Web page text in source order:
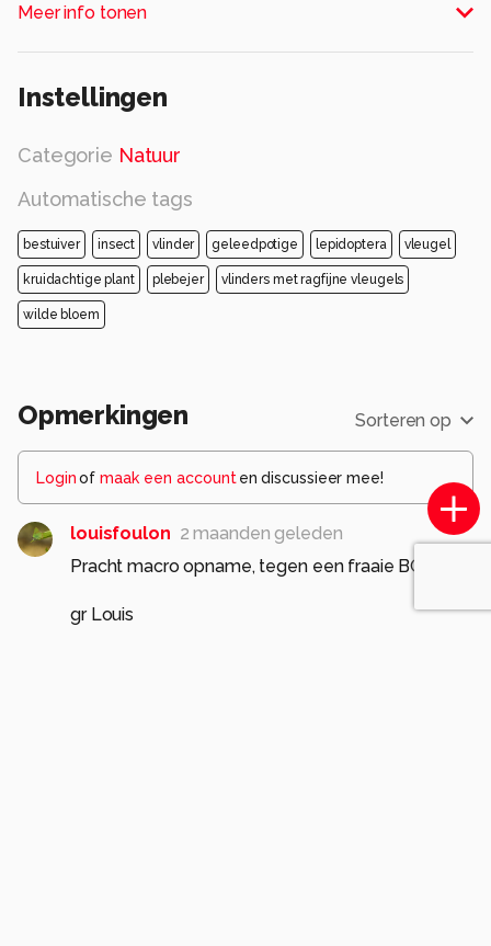
Meer info tonen
Instellingen
Categorie Natuur
Automatische tags
bestuiver insect vlinder geleedpotige lepidoptera vleugel
kruidachtige plant plebejer vlinders met ragfijne vleugels
wilde bloem
Opmerkingen Sorteren op
Loginof maak een account en discussieer mee!
louisfoulon 2 maanden geleden
Pracht macro opname, tegen een fraaie BG!
gr Louis